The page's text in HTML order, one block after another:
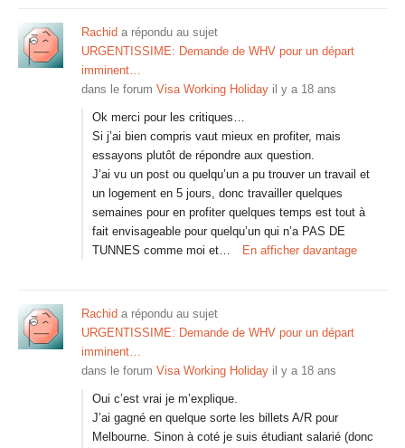
Rachid a répondu au sujet
URGENTISSIME: Demande de WHV pour un départ
imminent…
dans le forum Visa Working Holiday il y a 18 ans
Ok merci pour les critiques…
Si j’ai bien compris vaut mieux en profiter, mais
essayons plutôt de répondre aux question.
J’ai vu un post ou quelqu’un a pu trouver un travail et
un logement en 5 jours, donc travailler quelques
semaines pour en profiter quelques temps est tout à
fait envisageable pour quelqu’un qui n’a PAS DE
TUNNES comme moi et…
En afficher davantage
Rachid a répondu au sujet
URGENTISSIME: Demande de WHV pour un départ
imminent…
dans le forum Visa Working Holiday il y a 18 ans
Oui c’est vrai je m’explique.
J’ai gagné en quelque sorte les billets A/R pour
Melbourne. Sinon à coté je suis étudiant salarié (donc